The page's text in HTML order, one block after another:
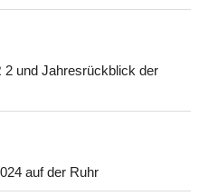
2 und Jahresrückblick der
auf der Ruhr